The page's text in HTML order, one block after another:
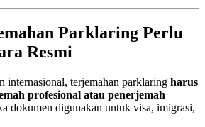
Parklaring Perlu
Resmi
internasional, terjemahan parklaring harus
profesional atau penerjemah
dokumen digunakan untuk visa, imigrasi,